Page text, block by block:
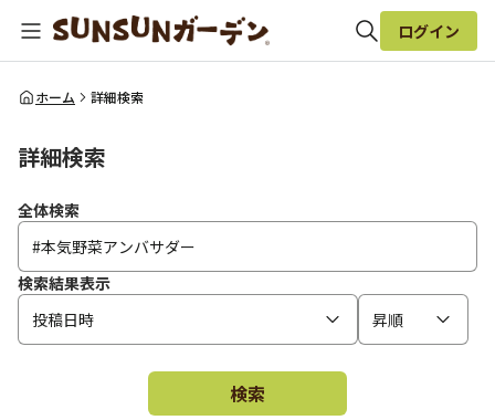
全体検索
ログイン
ホーム 詳細検索
詳細検索
全体検索
検索結果表示
投稿日時
昇順
検索